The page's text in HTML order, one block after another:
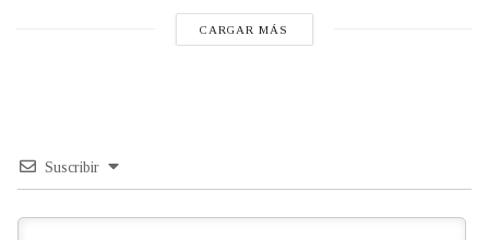
CARGAR MÁS
Suscribir